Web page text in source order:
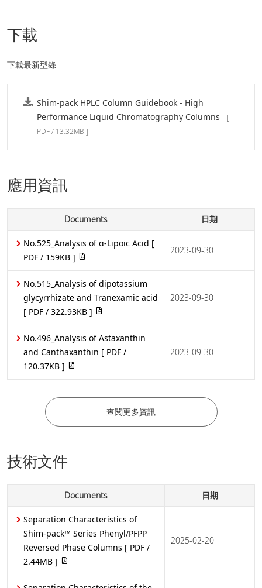
下載
下載最新型錄
Shim-pack HPLC Column Guidebook - High
Performance Liquid Chromatography Columns
[
PDF / 13.32MB ]
應用資訊
Documents 日期
No.525_Analysis of α-Lipoic Acid [
PDF / 159KB ]
2023-09-30
No.515_Analysis of dipotassium
glycyrrhizate and Tranexamic acid
[ PDF / 322.93KB ]
2023-09-30
No.496_Analysis of Astaxanthin
and Canthaxanthin [ PDF /
120.37KB ]
2023-09-30
查閱更多資訊
技術文件
Documents 日期
Separation Characteristics of
Shim-pack™ Series Phenyl/PFPP
Reversed Phase Columns [ PDF /
2.44MB ]
2025-02-20